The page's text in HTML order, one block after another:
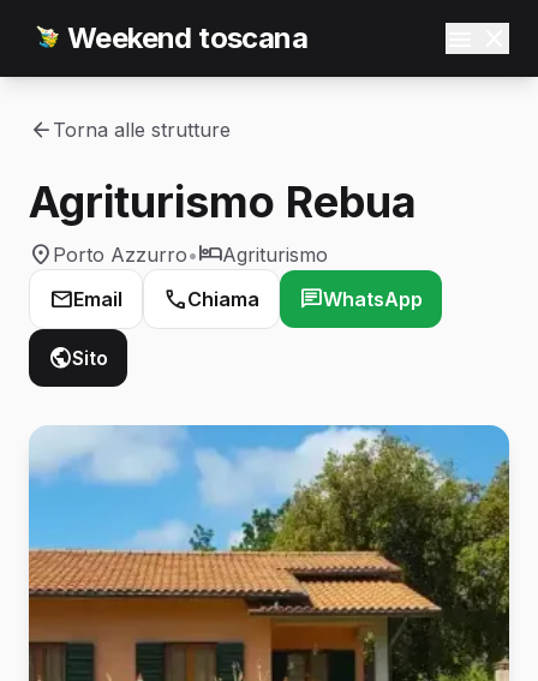
Weekend toscana
Torna alle strutture
Agriturismo Rebua
Porto Azzurro•
Agriturismo
Email
Chiama WhatsApp
Sito